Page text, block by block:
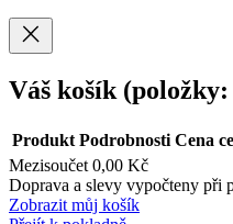
Váš košík (položky:
Produkty
Produkt Podrobnosti Cena
Mezisoučet 0,00 Kč
Doprava a slevy vypočteny při
Zobrazit můj košík